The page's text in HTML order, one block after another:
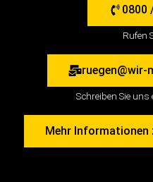
0800
Rufen
ruegen@wir-
Schreiben Sie
Mehr Informationen